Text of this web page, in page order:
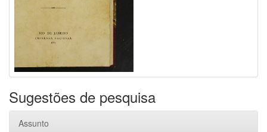
Sugestões de pesquisa
Assunto